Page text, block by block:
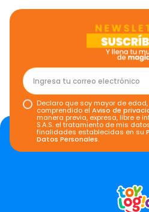
Califica el producto de
★★
Dirección de email
Declaro que soy mayor de
comprendido elAviso de
manera previa, expresa, libre e
S.A.S. el tratamiento de mis
finalidades establecidas en su
Datos Personales.